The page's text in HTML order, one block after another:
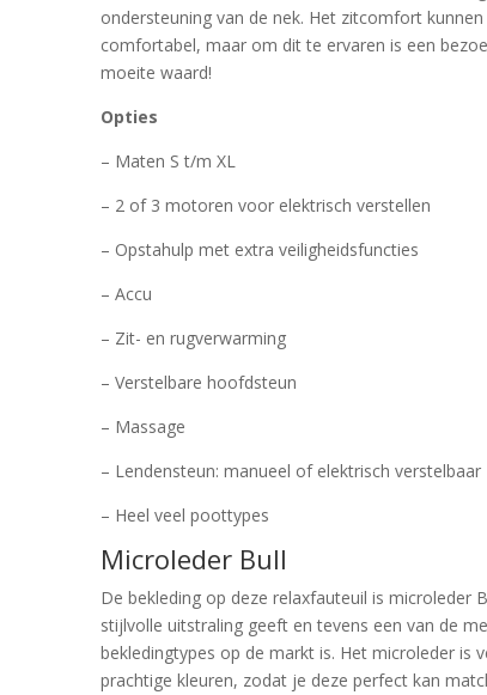
ondersteuning van de nek. Het zitcomfort
comfortabel, maar om dit te ervaren is een
moeite waard!
Opties
– Maten S t/m XL
– 2 of 3 motoren voor elektrisch verstellen
– Opstahulp met extra veiligheidsfuncties
– Accu
– Zit- en rugverwarming
– Verstelbare hoofdsteun
– Massage
– Lendensteun: manueel of elektrisch verstelbaar
– Heel veel poottypes
Microleder Bull
De bekleding op deze relaxfauteuil is microleder
stijlvolle uitstraling geeft en tevens een van de
bekledingtypes op de markt is. Het microleder is
prachtige kleuren, zodat je deze perfect kan